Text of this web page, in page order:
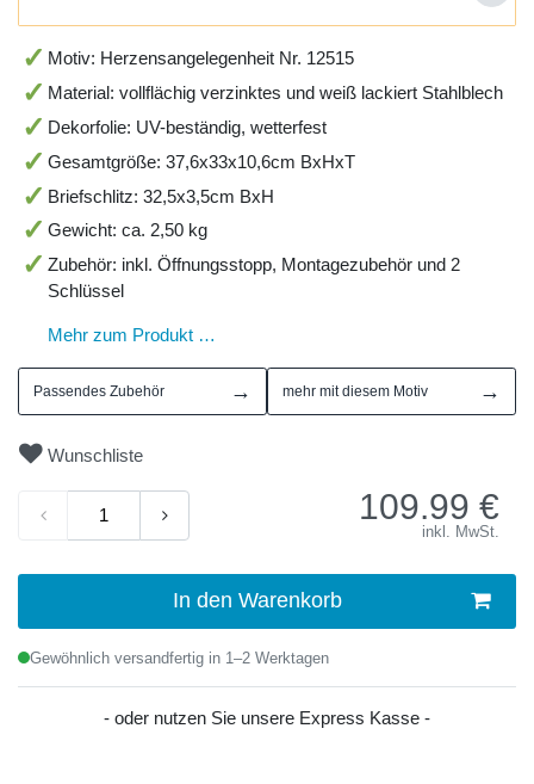
Motiv: Herzensangelegenheit Nr. 12515
Material: vollflächig verzinktes und weiß lackiert Stahlblech
Dekorfolie: UV-beständig, wetterfest
Gesamtgröße: 37,6x33x10,6cm BxHxT
Briefschlitz: 32,5x3,5cm BxH
Gewicht: ca. 2,50 kg
Zubehör: inkl. Öffnungsstopp, Montagezubehör und 2
Schlüssel
Mehr zum Produkt …
Passendes Zubehör → mehr mit diesem Motiv →
Wunschliste
109.99 €
inkl. MwSt.
In den Warenkorb
Gewöhnlich versandfertig in 1–2 Werktagen
- oder nutzen Sie unsere Express Kasse -